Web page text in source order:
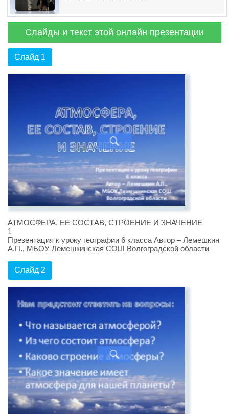
Слайды и текст этой онлайн презентации
Слайд 1
АТМОСФЕРА, ЕЕ СОСТАВ, СТРОЕНИЕ И ЗНАЧЕНИЕ
1
Презентация к уроку географии 6 класса Автор – Лемешкин
А.П., МБОУ Лемешкинская СОШ Волгоградской области
Слайд 2